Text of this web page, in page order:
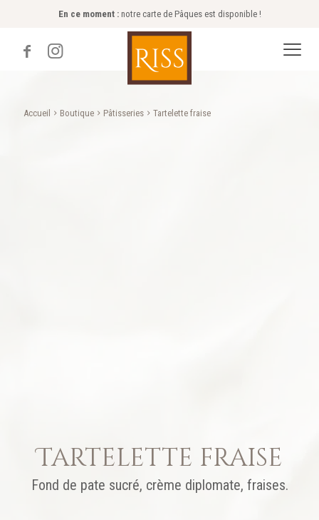
En ce moment :notre carte de Pâques est disponible !
Accueil Boutique Pâtisseries Tartelette fraise
Tartelette fraise
Fond de pate sucré, crème diplomate, fraises.